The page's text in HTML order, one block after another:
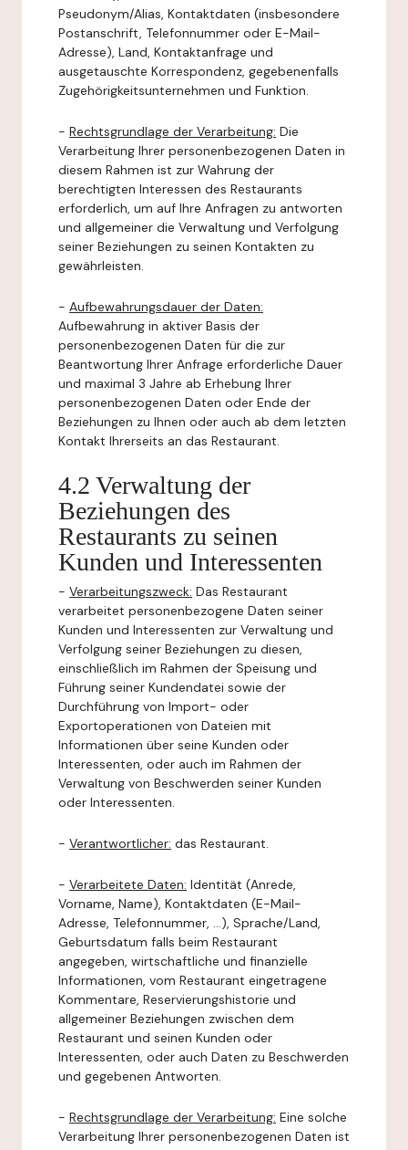
Pseudonym/Alias, Kontaktdaten (insbesondere
Postanschrift, Telefonnummer oder E-Mail-
Adresse), Land, Kontaktanfrage und
ausgetauschte Korrespondenz, gegebenenfalls
Zugehörigkeitsunternehmen und Funktion.
- Rechtsgrundlage der Verarbeitung: Die
Verarbeitung Ihrer personenbezogenen Daten in
diesem Rahmen ist zur Wahrung der
berechtigten Interessen des Restaurants
erforderlich, um auf Ihre Anfragen zu antworten
und allgemeiner die Verwaltung und Verfolgung
seiner Beziehungen zu seinen Kontakten zu
gewährleisten.
- Aufbewahrungsdauer der Daten:
Aufbewahrung in aktiver Basis der
personenbezogenen Daten für die zur
Beantwortung Ihrer Anfrage erforderliche Dauer
und maximal 3 Jahre ab Erhebung Ihrer
personenbezogenen Daten oder Ende der
Beziehungen zu Ihnen oder auch ab dem letzten
Kontakt Ihrerseits an das Restaurant.
4.2 Verwaltung der
Beziehungen des
Restaurants zu seinen
Kunden und Interessenten
- Verarbeitungszweck: Das Restaurant
verarbeitet personenbezogene Daten seiner
Kunden und Interessenten zur Verwaltung und
Verfolgung seiner Beziehungen zu diesen,
einschließlich im Rahmen der Speisung und
Führung seiner Kundendatei sowie der
Durchführung von Import- oder
Exportoperationen von Dateien mit
Informationen über seine Kunden oder
Interessenten, oder auch im Rahmen der
Verwaltung von Beschwerden seiner Kunden
oder Interessenten.
- Verantwortlicher: das Restaurant.
- Verarbeitete Daten: Identität (Anrede,
Vorname, Name), Kontaktdaten (E-Mail-
Adresse, Telefonnummer, ...), Sprache/Land,
Geburtsdatum falls beim Restaurant
angegeben, wirtschaftliche und finanzielle
Informationen, vom Restaurant eingetragene
Kommentare, Reservierungshistorie und
allgemeiner Beziehungen zwischen dem
Restaurant und seinen Kunden oder
Interessenten, oder auch Daten zu Beschwerden
und gegebenen Antworten.
- Rechtsgrundlage der Verarbeitung: Eine solche
Verarbeitung Ihrer personenbezogenen Daten ist